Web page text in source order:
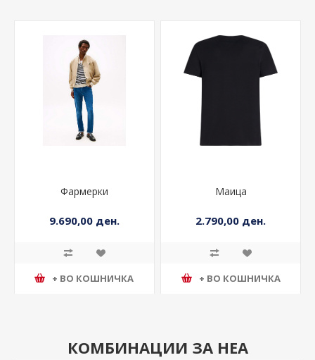
Фармерки
9.690,00 ден.
+ ВО КОШНИЧКА
Маица
2.790,00 ден.
+ ВО КОШНИЧКА
КОМБИНАЦИИ ЗА НЕА